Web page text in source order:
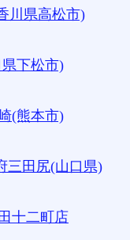
川県高松市)
県下松市)
(熊本市)
三田尻(山口県)
十二町店